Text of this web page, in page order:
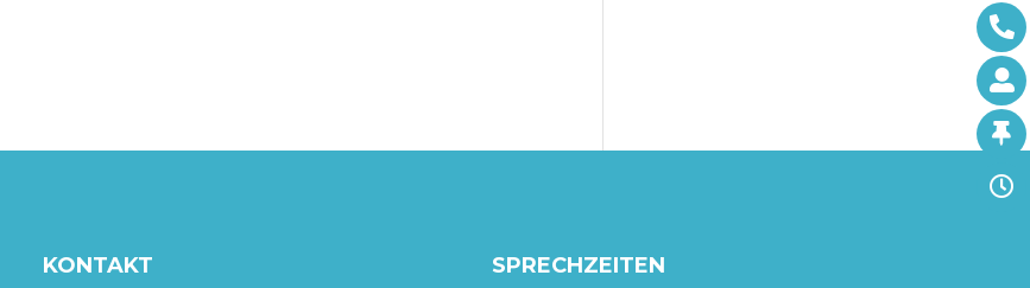
KONTAKT SPRECHZEITEN